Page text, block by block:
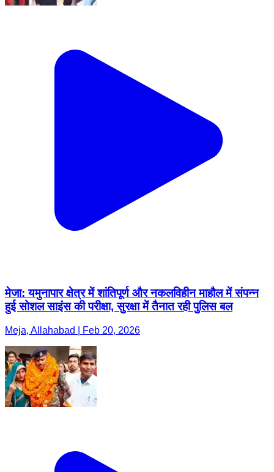
मेजा: यमुनापार क्षेत्र में शांतिपूर्ण और नकलविहीन माहौल में संपन्न
हुई सोशल साइंस की परीक्षा, सुरक्षा में तैनात रही पुलिस बल
Meja, Allahabad | Feb 20, 2026